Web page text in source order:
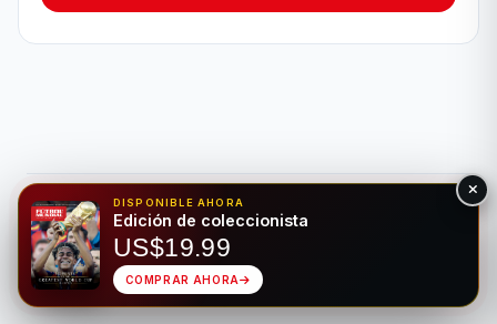
© 2026 Fútbol Mundial®. Todos los derechos reservados. Solo
para fines de entretenimiento. Por favor, apuesta de forma
responsable.
Juego ResponsablePrivacidad
Hecho para el deporte rey • Bilingüe EN/ES
DISPONIBLE AHORA
Edición de coleccionista
US$19.99
COMPRAR AHORA